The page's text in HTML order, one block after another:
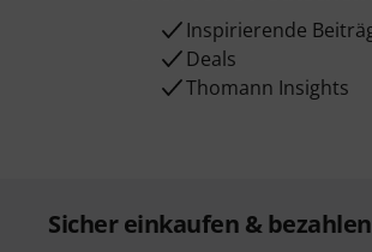
Inspirierende
Deals
Thomann Insights
Sicher einkaufen & bezahlen